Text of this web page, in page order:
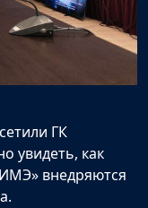
ГК
увидеть, как
внедряются